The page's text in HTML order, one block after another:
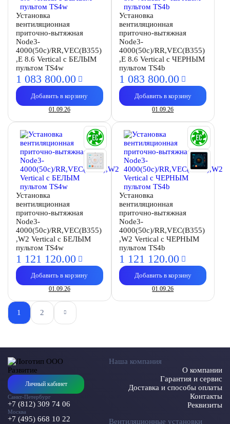
Установка
вентиляционная
приточно-вытяжная
Node3-
4000(50c)/RR,VEC(B355)
,E 8.6 Vertical с БЕЛЫМ
пультом TS4w
1 083 800.00
Добавить в корзину
01.09.26
Установка
вентиляционная
приточно-вытяжная
Node3-
4000(50c)/RR,VEC(B355)
,E 8.6 Vertical с ЧЕРНЫМ
пультом TS4b
1 083 800.00
Добавить в корзину
01.09.26
Установка
вентиляционная
приточно-вытяжная
Node3-
4000(50c)/RR,VEC(B355)
,W2 Vertical с БЕЛЫМ
пультом TS4w
1 121 120.00
Добавить в корзину
01.09.26
Установка
вентиляционная
приточно-вытяжная
Node3-
4000(50c)/RR,VEC(B355)
,W2 Vertical с ЧЕРНЫМ
пультом TS4b
1 121 120.00
Добавить в корзину
01.09.26
1 2
Личный кабинет
Санкт-Петербург
+7 (812) 309 74 06
Москва
+7 (495) 668 10 22
Наша компания
О компании
Гарантия и сервис
Доставка и способы оплаты
Контакты
Реквизиты
Вентиляционные установки